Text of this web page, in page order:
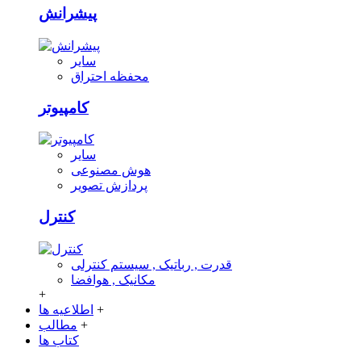
پیشرانش
سایر
محفظه احتراق
کامپیوتر
سایر
هوش مصنوعی
پردازش تصویر
کنترل
قدرت , رباتیک , سیستم کنترلی
مکانیک , هوافضا
+
اطلاعیه ها +
مطالب +
کتاب ها